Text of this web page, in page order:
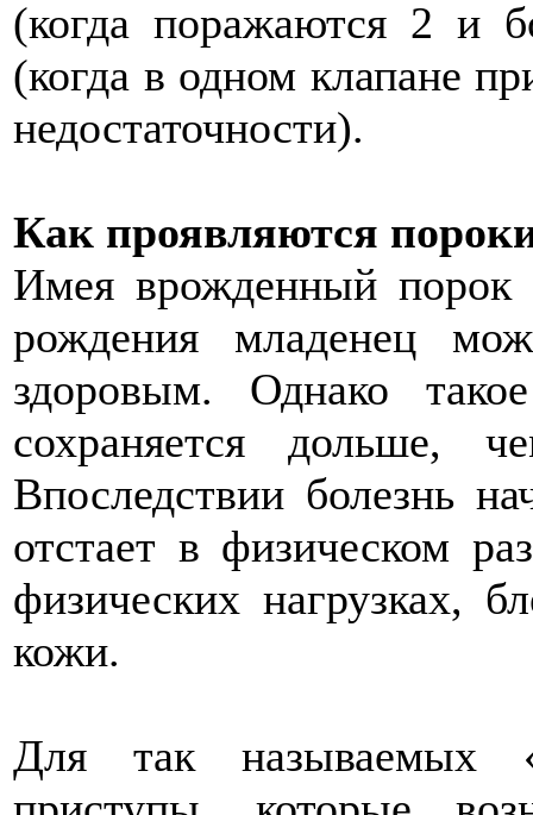
(когда поражаются 2 и
(когда в одном клапане
недостаточности).
Как проявляются
Имея врожденный порок
рождения младенец
здоровым. Однако
сохраняется дольше,
Впоследствии болезнь
отстает в физическом
физических нагрузках,
кожи.
Для так называемых